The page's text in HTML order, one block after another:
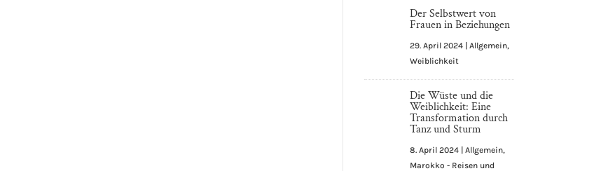
Der Selbstwert von
Frauen in Beziehungen
29. April 2024| Allgemein,
Weiblichkeit
Die Wüste und die
Weiblichkeit: Eine
Transformation durch
Tanz und Sturm
8. April 2024| Allgemein,
Marokko - Reisen und